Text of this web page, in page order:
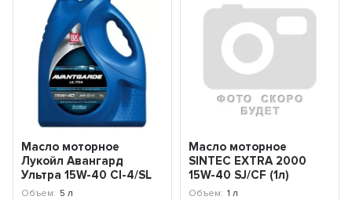
Масло моторное
Лукойл Авангард
Ультра 15W-40 CI-4/SL
(5л) 3606555
Объем: 5 л
Масло моторное
SINTEC EXTRA 2000
15W-40 SJ/CF (1л)
600269
Объем: 1 л